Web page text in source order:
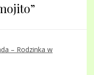
”
– Rodzinka w